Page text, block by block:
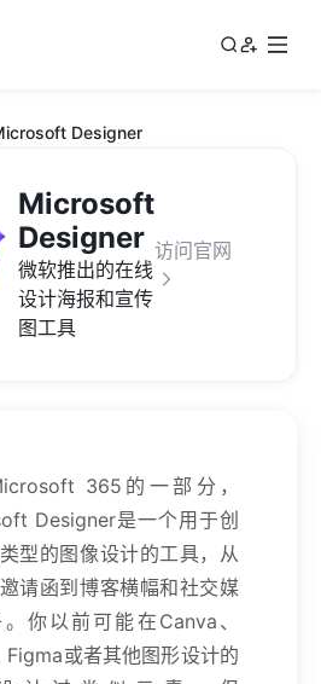
Designer
Microsoft
Designer
微软推出的在线
设计海报和宣传
图工具
访问官网
365的一部分，
Designer是一个用于创
型的图像设计的工具，从
请函到博客横幅和社交媒
你以前可能在Canva、
Figma或者其他图形设计的